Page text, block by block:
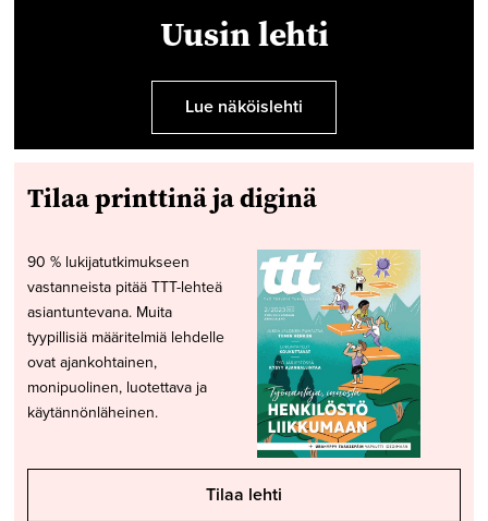
Uusin lehti
Lue näköislehti
Tilaa printtinä ja diginä
90 % lukijatutkimukseen
vastanneista pitää TTT-lehteä
asiantuntevana. Muita
tyypillisiä määritelmiä lehdelle
ovat ajankohtainen,
monipuolinen, luotettava ja
käytännönläheinen.
Tilaa lehti